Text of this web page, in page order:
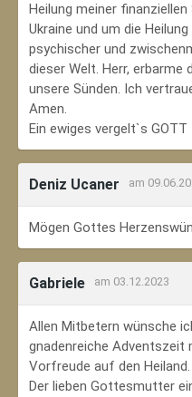
Heilung meiner
Ukraine und um die
psychischer und
dieser Welt. Herr, erbarme
unsere Sünden. Ich
Amen.
Ein ewiges vergelt`s GOTT
Deniz Ucaner am
Mögen Gottes
Gabriele am 03.12.2023
Allen Mitbetern wünsche
gnadenreiche Adventszeit
Vorfreude auf den Heiland.
Der lieben Gottesmutter